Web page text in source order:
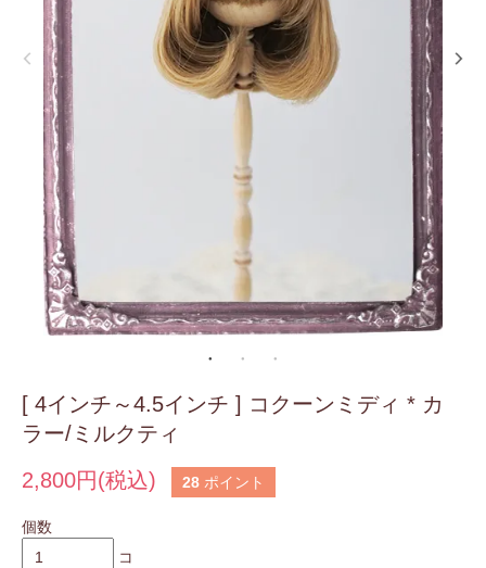
[ 4インチ～4.5インチ ] コクーンミディ * カ
ラー/ミルクティ
2,800円(税込)
28 ポイント
個数
コ